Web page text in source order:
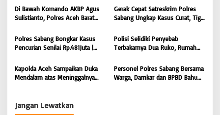
p
o
s
BONGKAR’Perkara.com
Kamtibmas dan Dukung
Pembangunan Aceh |
BONGKAR’Perkara.com
Di Bawah Komando AKBP Agus
Sulistianto, Polres Aceh Barat
Kilogram Ganja Avatar photo |
BONGKAR ‘Perkara.com
Gerak Cepat Satreskrim Polres
Sabang Ungkap Kasus Curat, Tiga
‘Perkara.com
Polres Sabang Bongkar Kasus
Pencurian Senilai Rp.481Juta |
Polisi Selidiki Penyebab
Terbakarnya Dua Ruko, Rumah
Timur Banda Aceh |
BONGKAR’Perkara.com
Kapolda Aceh Sampaikan Duka
Mendalam atas Meninggalnya
Narkotika | BONGKAR’Perkara.com
Personel Polres Sabang Bersama
Warga, Damkar dan BPBD Bahu
Jangan Lewatkan